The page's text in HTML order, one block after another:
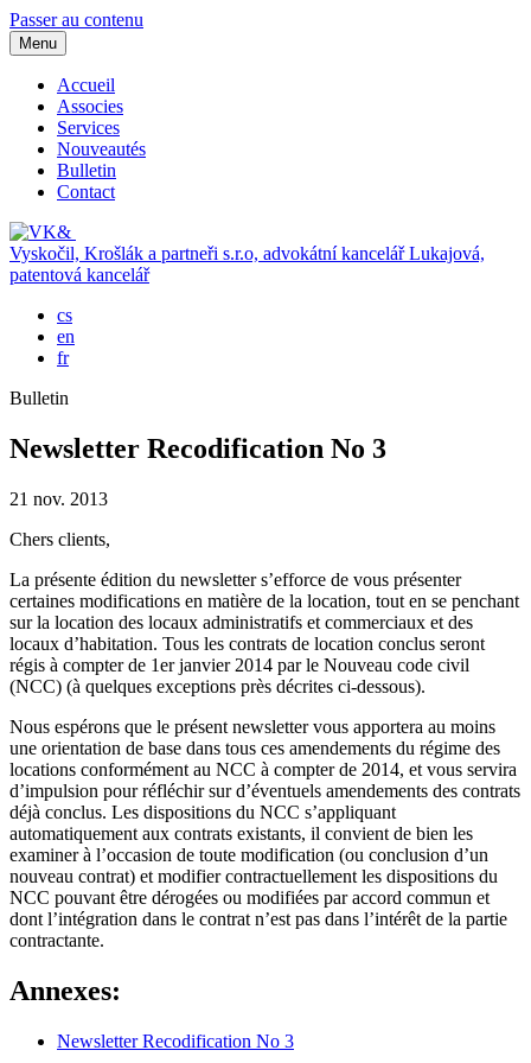
Passer au contenu
Menu
Accueil
Associes
Services
Nouveautés
Bulletin
Contact
Vyskočil, Krošlák a partneři s.r.o, advokátní kancelář Lukajová,
patentová kancelář
cs
en
fr
Bulletin
Newsletter Recodification No 3
21 nov. 2013
Chers clients,
La présente édition du newsletter s’efforce de vous présenter
certaines modifications en matière de la location, tout en se penchant
sur la location des locaux administratifs et commerciaux et des
locaux d’habitation. Tous les contrats de location conclus seront
régis à compter de 1er janvier 2014 par le Nouveau code civil
(NCC) (à quelques exceptions près décrites ci-dessous).
Nous espérons que le présent newsletter vous apportera au moins
une orientation de base dans tous ces amendements du régime des
locations conformément au NCC à compter de 2014, et vous servira
d’impulsion pour réfléchir sur d’éventuels amendements des contrats
déjà conclus. Les dispositions du NCC s’appliquant
automatiquement aux contrats existants, il convient de bien les
examiner à l’occasion de toute modification (ou conclusion d’un
nouveau contrat) et modifier contractuellement les dispositions du
NCC pouvant être dérogées ou modifiées par accord commun et
dont l’intégration dans le contrat n’est pas dans l’intérêt de la partie
contractante.
Annexes:
Newsletter Recodification No 3